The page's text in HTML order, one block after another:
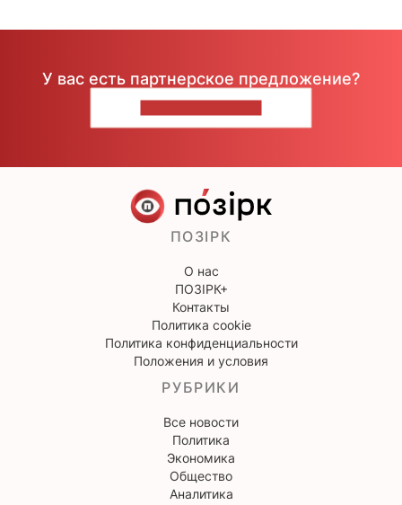
У вас есть партнерское предложение?
ПОЗІРК
О нас
ПОЗІРК+
Контакты
Политика cookie
Политика конфиденциальности
Положения и условия
РУБРИКИ
Все новости
Политика
Экономика
Общество
Аналитика